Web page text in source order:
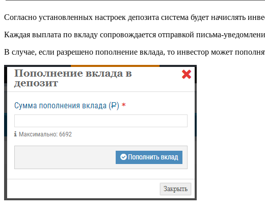
Согласно установленных настроек депозита система будет начислять
Каждая выплата по вкладу сопровождается отправкой письма-
В случае, если разрешено пополнение вклада, то инвестор может